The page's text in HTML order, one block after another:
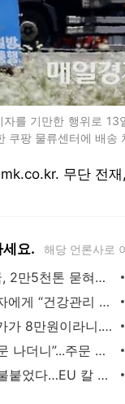
를 기만한 행위로
쿠팡 물류센터에 배
무단 전재
요. 해당 언론사로
“리튬 대박 터지나”…한국, 2만5천톤 묻혀있는 ‘이곳’ 단독탐사 - 매일경제
윤 대통령, 임신 중인 기자에게 “건강관리 잘하길”...전용기서 기자단 격려 - 매일경제
380만원짜리 명품백 원가가 8만원이라니...“이건 해도해도 너무하잖아” - 매일경제
“전지현 창 좋더라, 입소문 나더니”...주문 몰려드는 ‘이 공장’ - 매일경제
‘자동차 전쟁’ 40년만에 불붙었다…EU 칼 빼들자, 중국 보복 예고 - 매일경제